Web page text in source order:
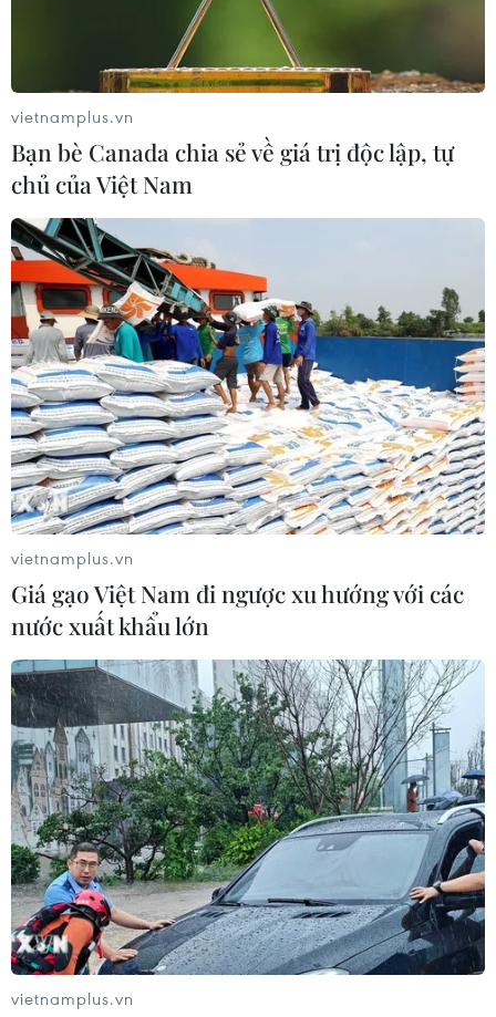
Yên Bái: 4 người trong một gia đình bị ngộ
độc do ăn cóc nướng
21/07/2015 04:56
Bốn người trong một gia đình tại thôn Lừu 1, xã Hát Lừu,
huyện Trạm Tấu (tỉnh Yên Bái) bị ngộ độc do ăn cóc
nướng, trong đó một người đã tử vong.
vietnamplus.vn
Bạn bè Canada chia sẻ về giá trị độc lập, tự
chủ của Việt Nam
vietnamplus.vn
Giá gạo Việt Nam đi ngược xu hướng với các
nước xuất khẩu lớn
vietnamplus.vn